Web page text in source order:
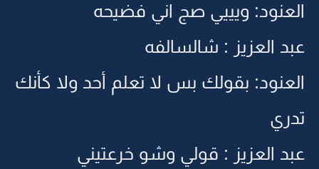
العنود: ويييي صج اني فضيحه
عبد العزيز : شالسالفه
العنود: بقولك بس لا تعلم أحد ولا كأنك
تدري
عبد العزيز : قولي وشو خرعتيني